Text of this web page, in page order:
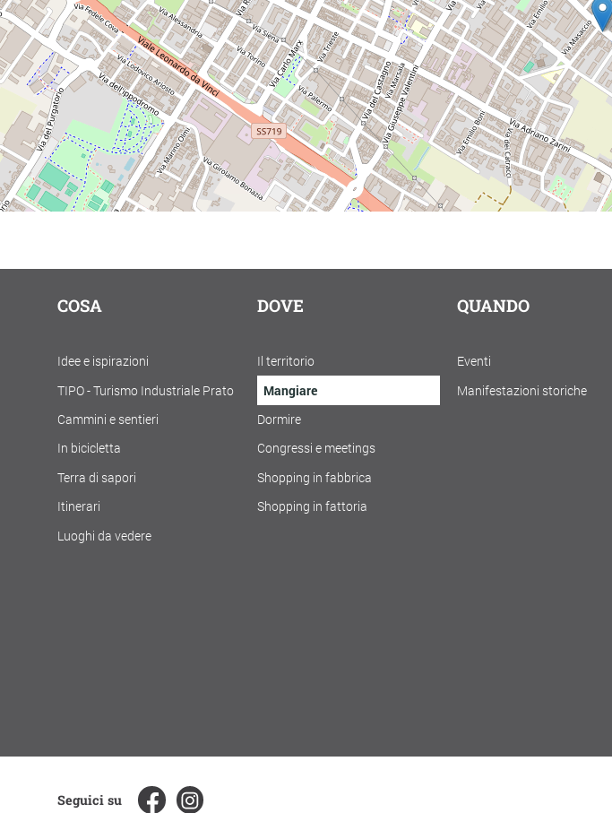
COSA
Idee e ispirazioni
TIPO - Turismo Industriale Prato
Cammini e sentieri
In bicicletta
Terra di sapori
Itinerari
Luoghi da vedere
DOVE
Il territorio
Mangiare
Dormire
Congressi e meetings
Shopping in fabbrica
Shopping in fattoria
QUANDO
Eventi
Manifestazioni storiche
Seguici su